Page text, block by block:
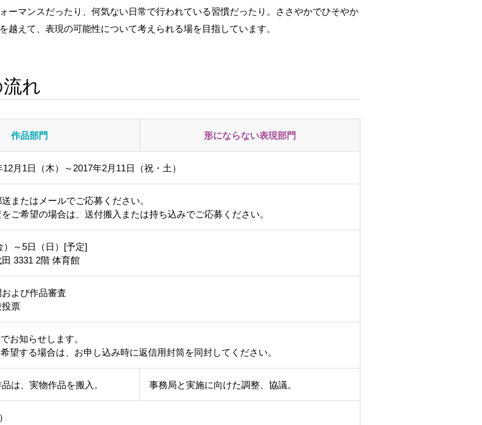
ーマンスだったり、何気ない日常で行われている習慣だったり。ささやかでひそやか
えて、表現の可能性について考えられる場を目指しています。
れ
作品部門 形にならない表現部門
月1日（木）～2017年2月11日（祝・土）
またはメールでご応募ください。
ご希望の場合は、送付搬入または持ち込みでご応募ください。
）～5日（日）[予定]
3331 2階 体育館
よび作品審査
票
お知らせします。
望する場合は、お申し込み時に返信用封筒を同封してください。
は、実物作品を搬入。 事務局と実施に向けた調整、協議。